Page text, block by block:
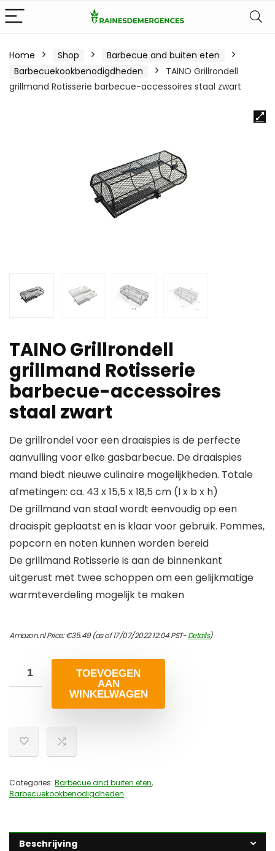
Home Shop
Barbecue and buiten eten
Barbecuekookbenodigdheden
TAINO Grillrondell
grillmand Rotisserie barbecue-accessoires staal zwart
TAINO Grillrondell
grillmand Rotisserie
barbecue-accessoires
staal zwart
De grillrondel voor een draaispies is de perfecte
aanvulling voor elke gasbarbecue. De draaispies
mand biedt nieuwe culinaire mogelijkheden. Totale
afmetingen: ca. 43 x 15,5 x 18,5 cm (l x b x h)
De grillmand van staal wordt eenvoudig op een
draaispit geplaatst en is klaar voor gebruik. Pommes,
popcorn en noten kunnen worden bereid
De grillmand Rotisserie is aan de binnenkant
uitgerust met twee schoppen om een gelijkmatige
warmteverdeling mogelijk te maken
Amazon.nl Price:€35.49(as of 17/07/2022 12:04 PST-Details)
TOEVOEGEN
AAN
WINKELWAGEN
Categories: Barbecue and buiten eten,
Barbecuekookbenodigdheden
Beschrijving